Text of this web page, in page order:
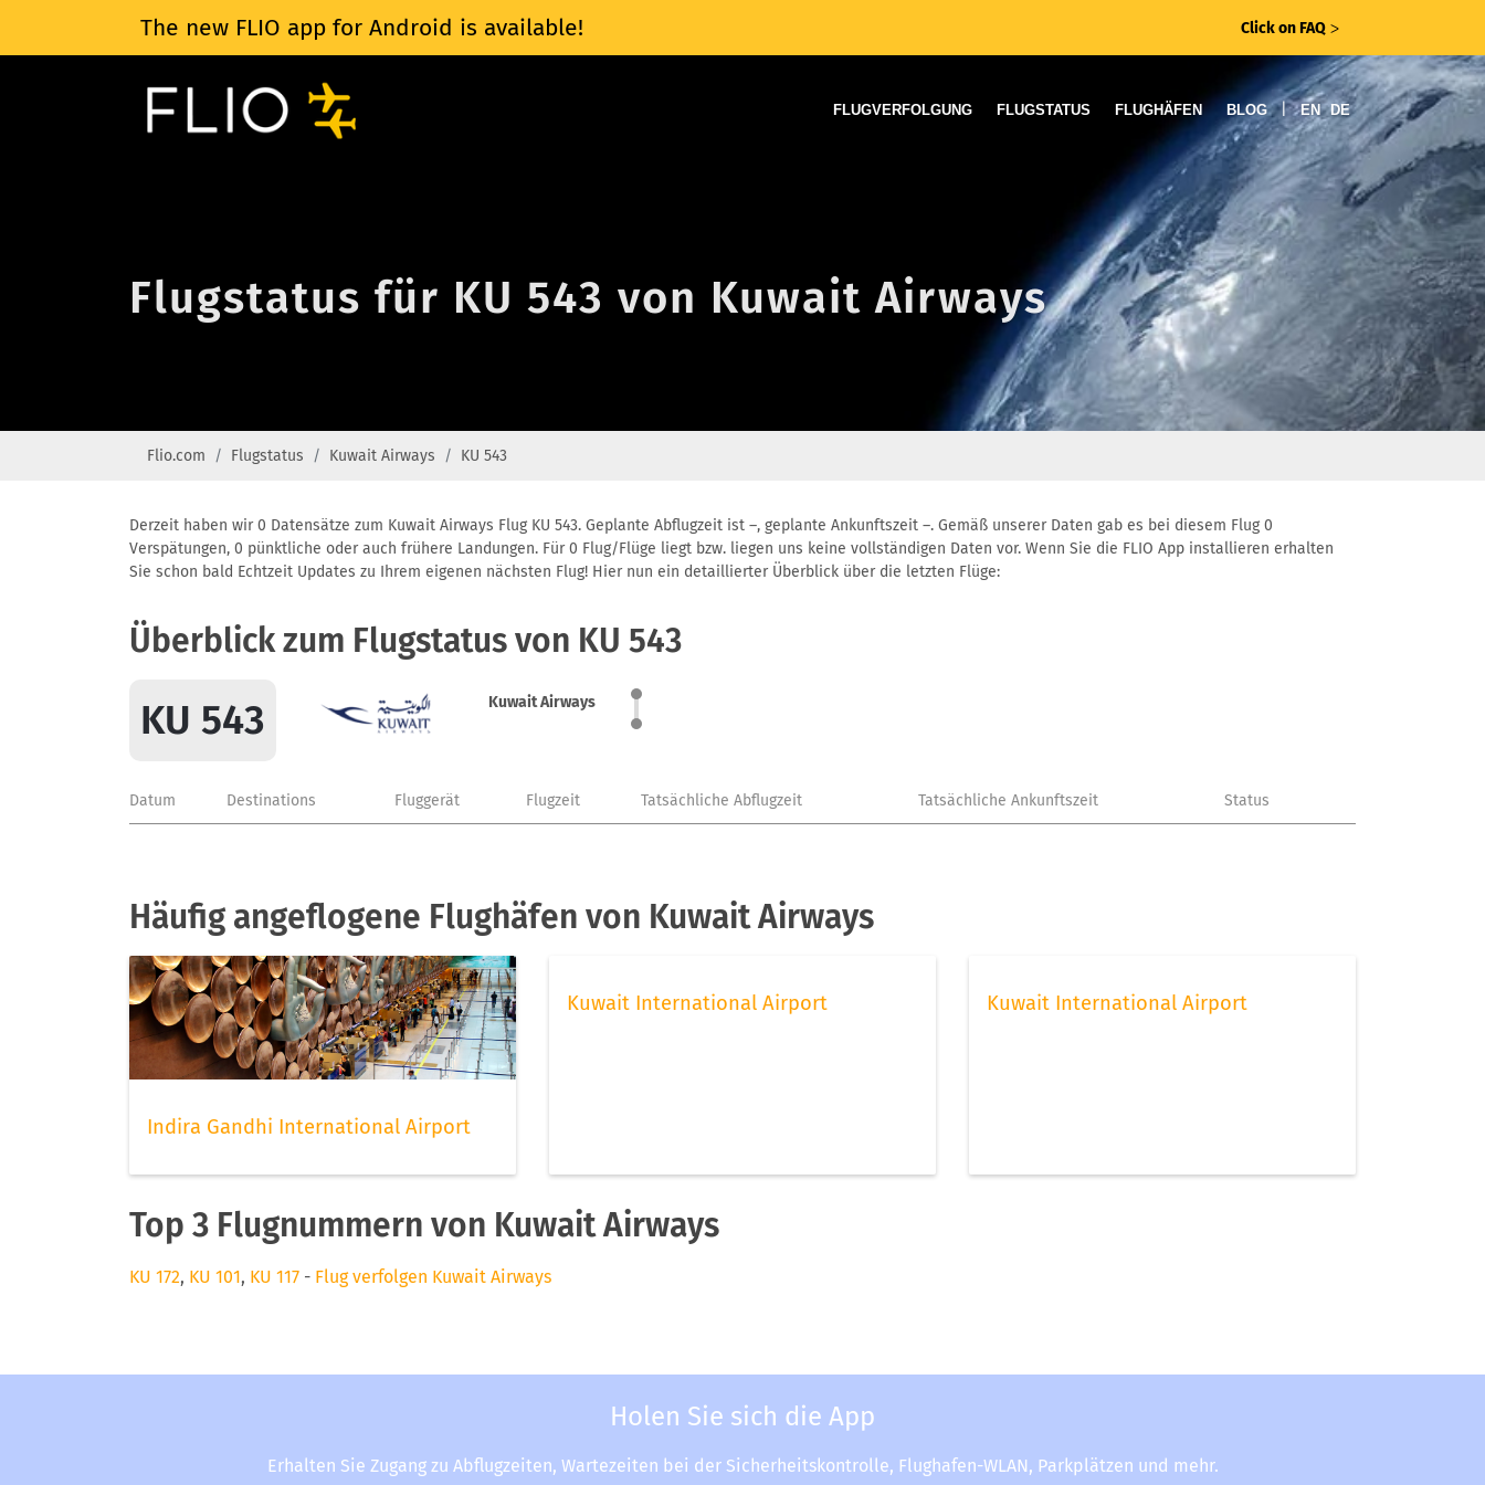
The new FLIO app for Android is available! Click on FAQ ᐳ
FLUGVERFOLGUNG FLUGSTATUS FLUGHÄFEN BLOG | EN DE
Flugstatus für KU 543 von Kuwait Airways
Flio.com Flugstatus Kuwait Airways KU 543
Derzeit haben wir 0 Datensätze zum Kuwait Airways Flug KU 543. Geplante Abflugzeit ist –, geplante Ankunftszeit –. Gemäß unserer Daten gab es bei diesem Flug 0
Verspätungen, 0 pünktliche oder auch frühere Landungen. Für 0 Flug/Flüge liegt bzw. liegen uns keine vollständigen Daten vor. Wenn Sie die FLIO App installieren erhalten
Sie schon bald Echtzeit Updates zu Ihrem eigenen nächsten Flug! Hier nun ein detaillierter Überblick über die letzten Flüge:
Überblick zum Flugstatus von KU 543
KU 543 Kuwait Airways
Datum Destinations Fluggerät Flugzeit Tatsächliche Abflugzeit Tatsächliche Ankunftszeit Status
Häufig angeflogene Flughäfen von Kuwait Airways
Indira Gandhi International Airport
Kuwait International Airport Kuwait International Airport
Top 3 Flugnummern von Kuwait Airways
KU 172, KU 101, KU 117 - Flug verfolgen Kuwait Airways
Holen Sie sich die App
Erhalten Sie Zugang zu Abflugzeiten, Wartezeiten bei der Sicherheitskontrolle, Flughafen-WLAN, Parkplätzen und mehr.